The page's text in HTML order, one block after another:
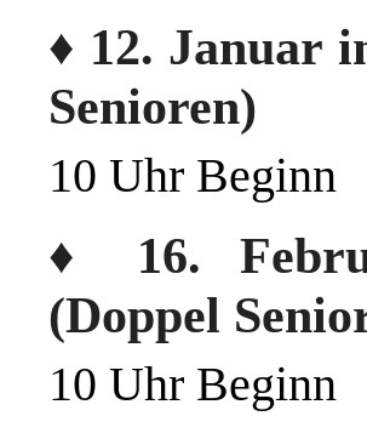
♦ 12. Januar
Senioren)
10 Uhr Beginn
♦ 16.
(Doppel
10 Uhr Beginn